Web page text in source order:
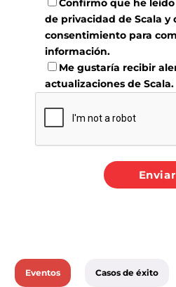
Confirmo que he
de privacidad de Scala y
consentimiento para
información.
Me gustaría recibir
actualizaciones de Scala.
Eventos Casos de éxito